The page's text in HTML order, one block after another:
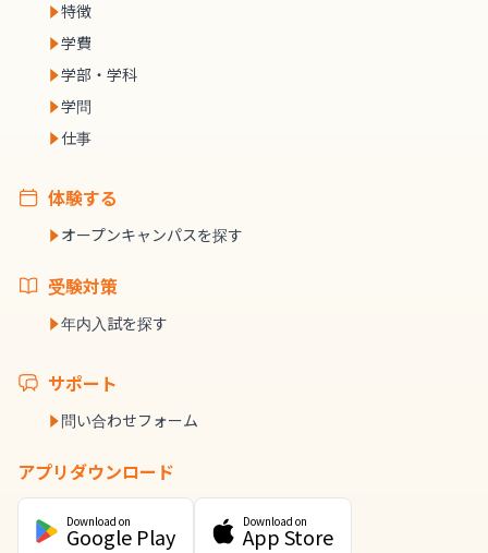
特徴
学費
学部・学科
学問
仕事
体験する
オープンキャンパスを探す
受験対策
年内入試を探す
サポート
問い合わせフォーム
アプリダウンロード
Download on
Google Play
Download on
App Store